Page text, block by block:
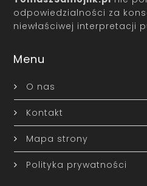
odpowiedzialności za
niewłaściwej interpretacji
Menu
O nas
Kontakt
Mapa strony
Polityka prywatności